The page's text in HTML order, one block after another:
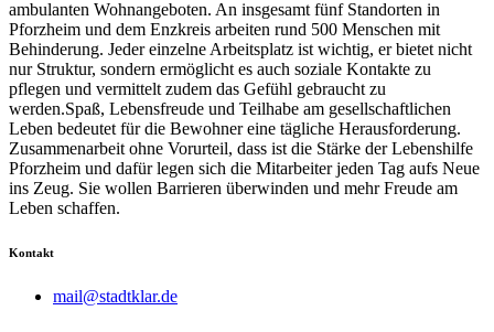
ambulanten Wohnangeboten. An insgesamt fünf Standorten in
Pforzheim und dem Enzkreis arbeiten rund 500 Menschen mit
Behinderung. Jeder einzelne Arbeitsplatz ist wichtig, er bietet nicht
nur Struktur, sondern ermöglicht es auch soziale Kontakte zu
pflegen und vermittelt zudem das Gefühl gebraucht zu
werden.Spaß, Lebensfreude und Teilhabe am gesellschaftlichen
Leben bedeutet für die Bewohner eine tägliche Herausforderung.
Zusammenarbeit ohne Vorurteil, dass ist die Stärke der Lebenshilfe
Pforzheim und dafür legen sich die Mitarbeiter jeden Tag aufs Neue
ins Zeug. Sie wollen Barrieren überwinden und mehr Freude am
Leben schaffen.
Kontakt
mail@stadtklar.de